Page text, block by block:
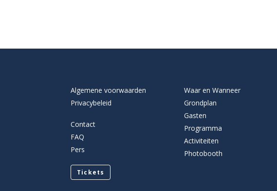
Algemene voorwaarden
Privacybeleid
Contact
FAQ
Pers
Tickets
Waar en Wanneer
Grondplan
Gasten
Programma
Activiteiten
Photobooth